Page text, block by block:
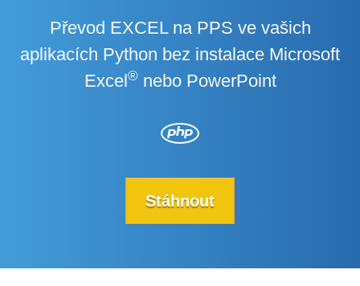
Převod EXCEL na PPS ve vašich
aplikacích Python bez instalace Microsoft
Excel®nebo PowerPoint
Stáhnout